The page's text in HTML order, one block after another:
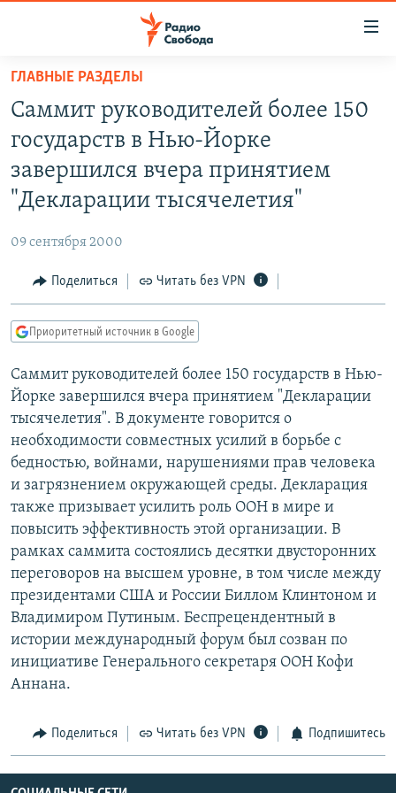
упрощенного
доступа
основному
содержанию
навигации
Вернутся
АВТОРСКИЕ ПРОЕКТЫ
ЦИТАТЫ СВОБОДЫ
КУЛЬТУРА
IDEL.РЕАЛИИ
КАВКАЗ.РЕАЛИИ
СИБИРЬ.РЕАЛИИ
РАСПИСАНИЕ ВЕЩАНИЯ
ПОДПИШИТЕСЬ НА РАССЫЛКУ
СОЦИАЛЬНЫЕ СЕТИ
Все сайты РСЕ/РС
ГЛАВНЫЕ РАЗДЕЛЫ
Саммит руководителей более 150
государств в Нью-Йорке
завершился вчера принятием
"Декларации тысячелетия"
09 сентября 2000
Поделиться Читать без VPN
Приоритетный источник в Google
Саммит руководителей более 150 государств в Нью-
Йорке завершился вчера принятием "Декларации
тысячелетия". В документе говорится о
необходимости совместных усилий в борьбе с
бедностью, войнами, нарушениями прав человека
и загрязнением окружающей среды. Декларация
также призывает усилить роль ООН в мире и
повысить эффективность этой организации. В
рамках саммита состоялись десятки двусторонних
переговоров на высшем уровне, в том числе между
президентами США и России Биллом Клинтоном и
Владимиром Путиным. Беспрецендентный в
истории международный форум был созван по
инициативе Генерального секретаря ООН Кофи
Аннана.
Поделиться Читать без VPN Подпишитесь